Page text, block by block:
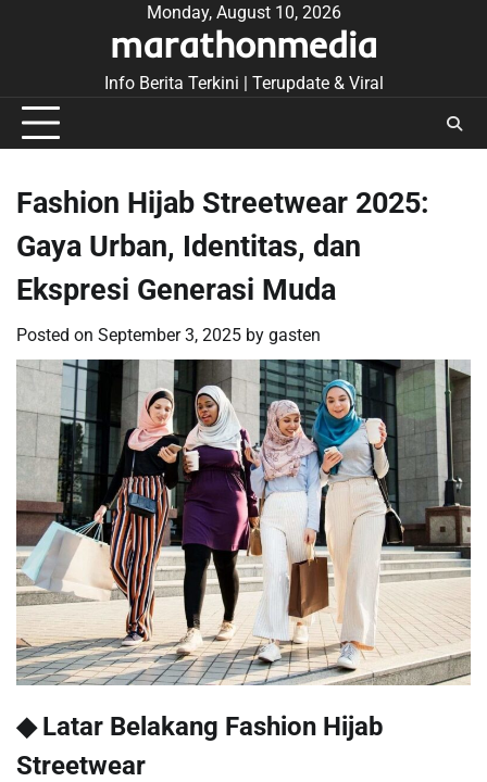
Monday, August 10, 2026
marathonmedia
Info Berita Terkini | Terupdate & Viral
Fashion Hijab Streetwear 2025:
Gaya Urban, Identitas, dan
Ekspresi Generasi Muda
Posted on September 3, 2025 by gasten
◆ Latar Belakang Fashion Hijab
Streetwear